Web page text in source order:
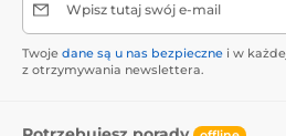
Wpisz tutaj swój e-mail
Twoje dane są u nas bezpieczne i w
z otrzymywania newslettera.